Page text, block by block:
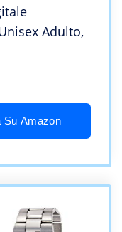
Adulto,
Su Amazon